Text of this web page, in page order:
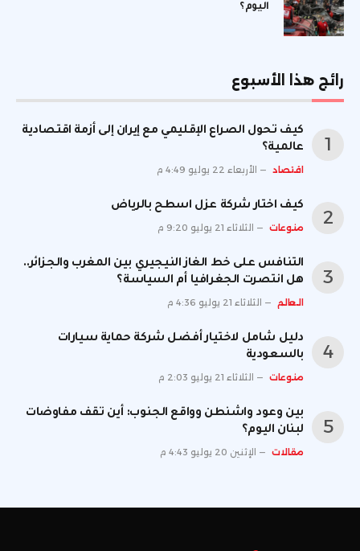
اليوم؟
رائج هذا الأسبوع
كيف تحول الصراع الإقليمي مع إيران إلى أزمة اقتصادية
عالمية؟
اقتصاد الأربعاء 22 يوليو 4:49 م
كيف اختار شركة عزل اسطح بالرياض
منوعات الثلاثاء 21 يوليو 9:20 م
التنافس على خط الغاز النيجيري بين المغرب والجزائر..
هل انتصرت الجغرافيا أم السياسة؟
العالم الثلاثاء 21 يوليو 4:36 م
دليل شامل لاختيار أفضل شركة حماية سيارات
بالسعودية
منوعات الثلاثاء 21 يوليو 2:03 م
بين وعود واشنطن وواقع الجنوب: أين تقف مفاوضات
لبنان اليوم؟
مقالات الإثنين 20 يوليو 4:43 م